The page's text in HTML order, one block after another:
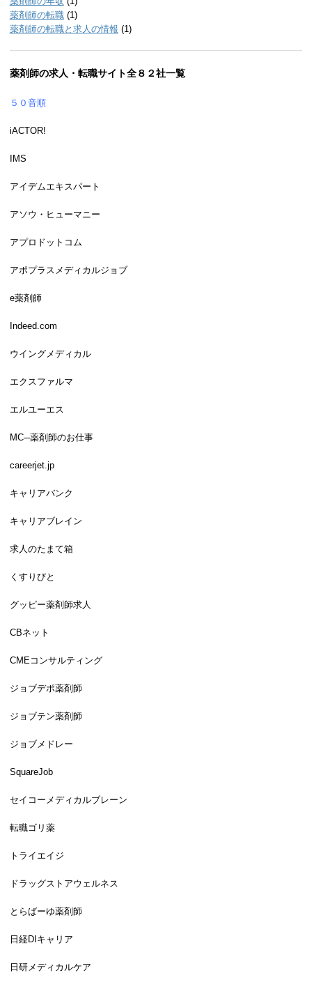
薬剤師の転職(1)
薬剤師の転職と求人の情報 (1)
薬剤師の求人・転職サイト全８２社一覧
５０音順
iACTOR!
IMS
アイデムエキスパート
アソウ・ヒューマニー
アプロドットコム
アポプラスメディカルジョブ
e薬剤師
Indeed.com
ウイングメディカル
エクスファルマ
エルユーエス
MC─薬剤師のお仕事
careerjet.jp
キャリアバンク
キャリアブレイン
求人のたまて箱
くすりびと
グッピー薬剤師求人
CBネット
CMEコンサルティング
ジョブデポ薬剤師
ジョブテン薬剤師
ジョブメドレー
SquareJob
セイコーメディカルブレーン
転職ゴリ薬
トライエイジ
ドラッグストアウェルネス
とらばーゆ薬剤師
日経DIキャリア
日研メディカルケア